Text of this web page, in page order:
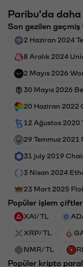
Paribu'da daha
Son gezilen
2 Haziran 2024
8 Aralık 2024
2 Mayıs 2026
30 Mayıs 2026
20 Haziran 2022
12 Ağustos 2020
29 Temmuz
31 july 2019
3 Nisan 2024
23 Mart 2025
Popüler işlem
XAI/TL
XRP/TL
NMR/TL
Popüler kripto